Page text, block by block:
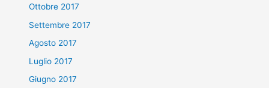
Ottobre 2017
Settembre 2017
Agosto 2017
Luglio 2017
Giugno 2017